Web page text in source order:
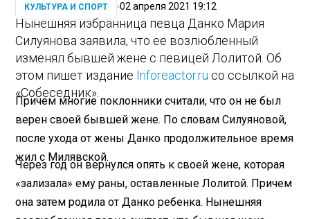
КУЛЬТУРА И СПОРТ 02 апреля 2021 19:12
Нынешняя избранница певца Данко Мария
Силуянова заявила, что ее возлюбленный
изменял бывшей жене с певицей Лолитой. Об
этом пишет издание Inforeactor.ru со ссылкой на
«Собеседник».
Причем многие поклонники считали, что он не был
верен своей бывшей жене. По словам Силуяновой,
после ухода от жены Данко продолжительное время
жил с Милявской.
Через год он вернулся опять к своей жене, которая
«зализала» ему раны, оставленные Лолитой. Причем
она затем родила от Данко ребенка. Нынешняя